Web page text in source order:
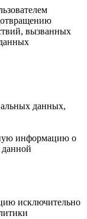
вызванных
данных,
информацию о
исключительно